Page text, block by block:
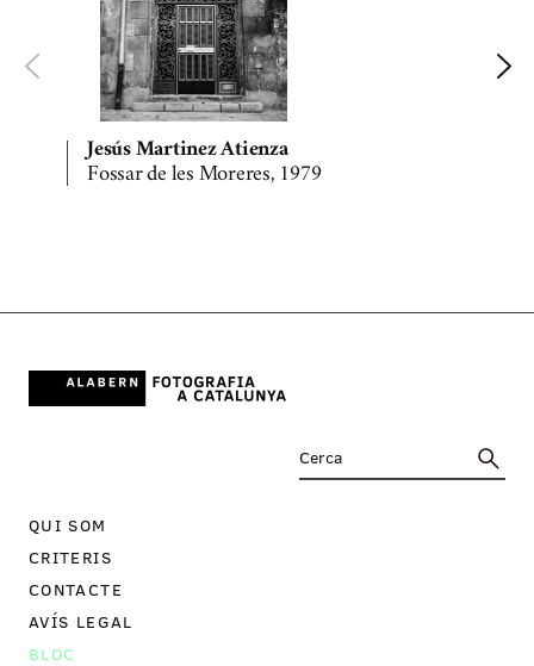
Jesús Martinez Atienza
Fossar de les Moreres, 1979
QUI SOM
CRITERIS
CONTACTE
AVÍS LEGAL
BLOC